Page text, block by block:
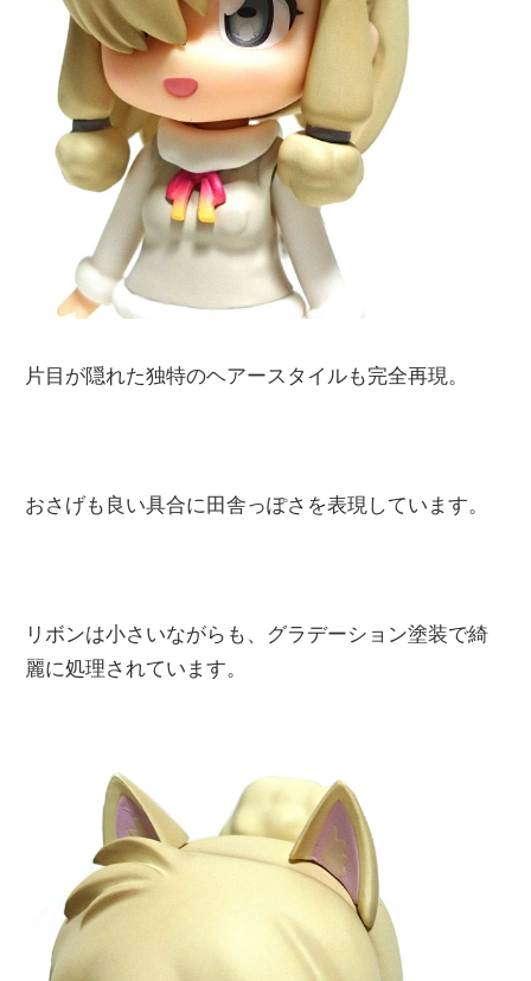
片目が隠れた独特のヘアースタイルも完全再現。
おさげも良い具合に田舎っぽさを表現しています。
リボンは小さいながらも、グラデーション塗装で綺
麗に処理されています。